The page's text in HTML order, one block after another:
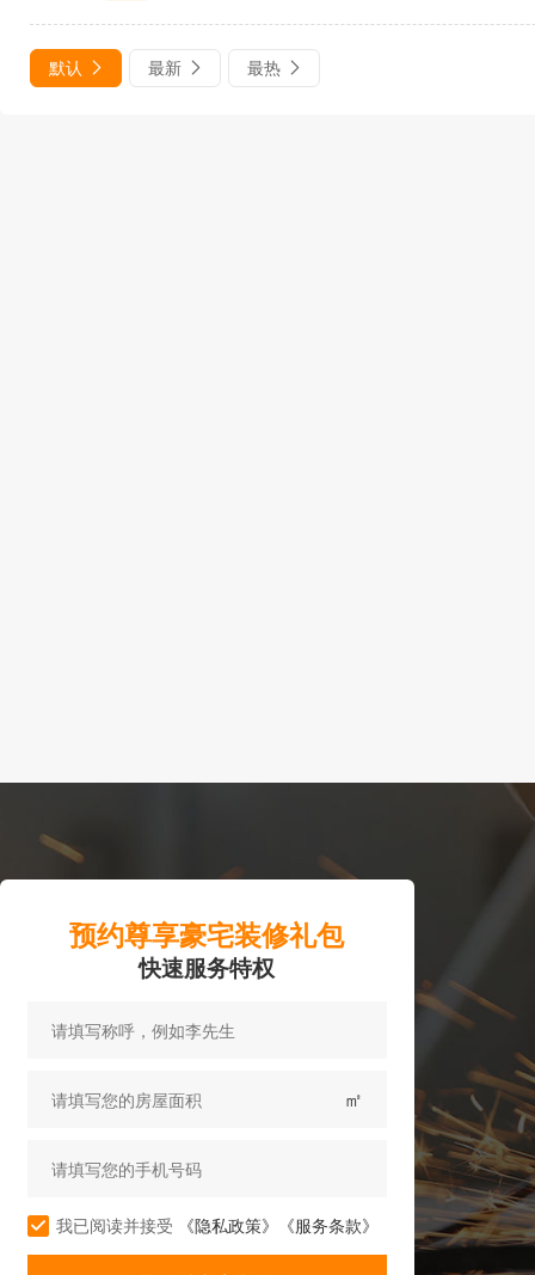
默认 最新 最热
预约尊享豪宅装修礼包
快速服务特权
㎡
我已阅读并接受 《隐私政策》 《服务条款》